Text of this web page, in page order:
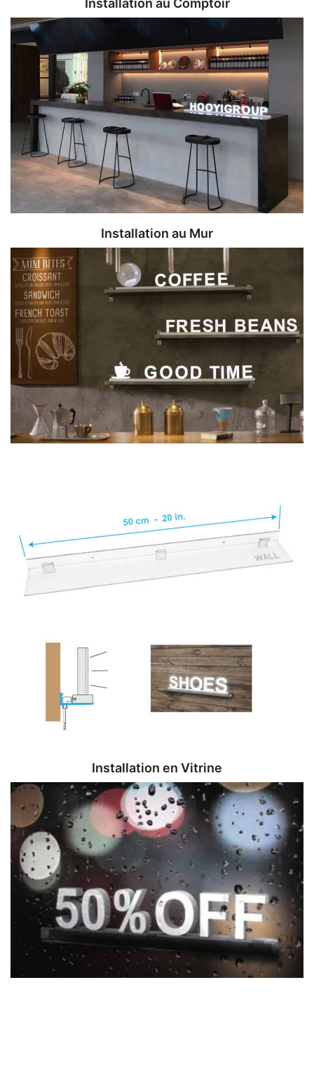
Installation au Comptoir
Installation au Mur
Installation en Vitrine